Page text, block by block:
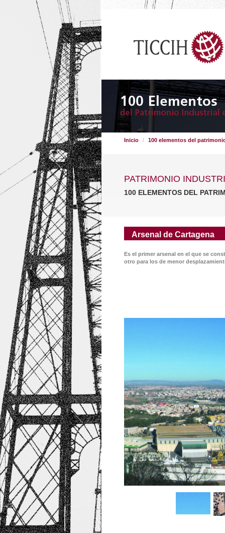
Inicio 100 elementos del
PATRIMONIO
100 ELEMENTOS DEL
Arsenal de Cartagena
Es el primer arsenal en el que se
otro para los de menor